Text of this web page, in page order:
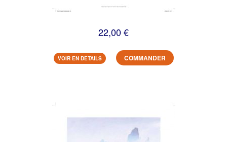
22,00 €
VOIR EN DETAILS COMMANDER